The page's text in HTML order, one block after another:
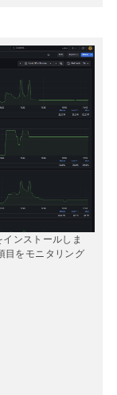
ンストールしま
目をモニタリング